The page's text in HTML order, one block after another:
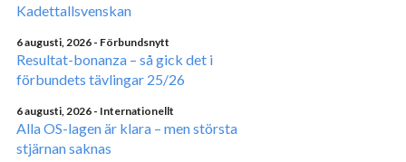
Kadettallsvenskan
6 augusti, 2026 - Förbundsnytt
Resultat-bonanza – så gick det i
förbundets tävlingar 25/26
6 augusti, 2026 - Internationellt
Alla OS-lagen är klara – men största
stjärnan saknas